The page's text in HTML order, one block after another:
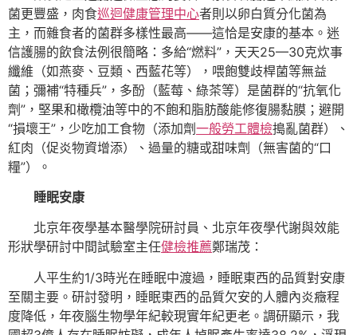
菌更豐盛，肉食巡迴健康管理中心者則以卵白質分化菌為
主，而雜食者的菌群多樣性最高——這恰是安康的基本。迷
信護腸的飲食法例很簡略：多給“燃料”，天天25—30克炊事
纖維（如燕麥、豆類、西藍花等），喂飽雙歧桿菌等無益
菌；彌補“特種兵”，多酚（藍莓、綠茶等）是菌群的“抗氧化
劑”，堅果和橄欖油等中的不飽和脂肪酸能修復腸黏膜；避開
“損壞王”，少吃加工食物（添加劑一般勞工體檢搗亂菌群）、
紅肉（促炎物資增添）、過量的糖或甜味劑（無害菌的“口
糧”）。
睡眠安康
北京年夜學基本醫學院研討員、北京年夜學代謝與效能
形狀學研討中間試驗室主任健檢推薦鄭瑞茂：
人平生約1/3時光在睡眠中渡過，睡眠東西的品質對安康
至關主要。研討發明，睡眠東西的品質欠安的人體內炎癥程
度降低，年夜腦生物學年紀較現實年紀更老。調研顯示，我